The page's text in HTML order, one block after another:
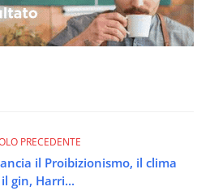
PRECEDENTE
il Proibizionismo, il clima
gin, Harri...